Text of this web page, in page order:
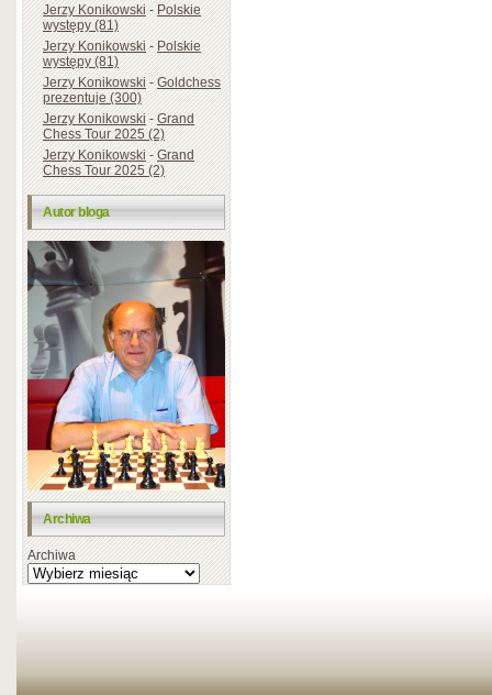
Jerzy Konikowski-Polskie
występy (81)
Jerzy Konikowski-Polskie
występy (81)
Jerzy Konikowski-Goldchess
prezentuje (300)
Jerzy Konikowski-Grand
Chess Tour 2025 (2)
Jerzy Konikowski-Grand
Chess Tour 2025 (2)
Autor bloga
Archiwa
Archiwa